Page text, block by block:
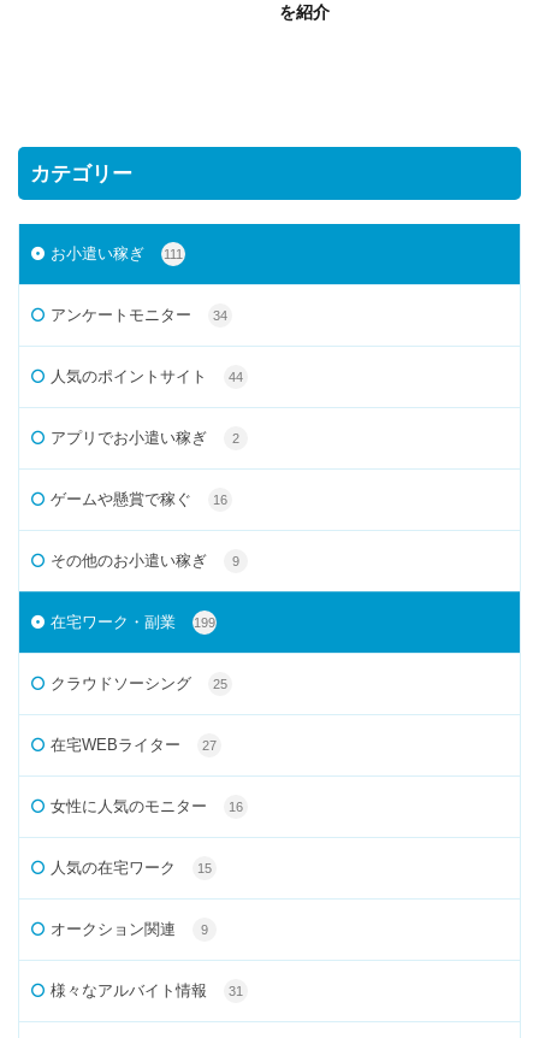
を紹介
カテゴリー
お小遣い稼ぎ 111
アンケートモニター 34
人気のポイントサイト 44
アプリでお小遣い稼ぎ 2
ゲームや懸賞で稼ぐ 16
その他のお小遣い稼ぎ 9
在宅ワーク・副業 199
クラウドソーシング 25
在宅WEBライター 27
女性に人気のモニター 16
人気の在宅ワーク 15
オークション関連 9
様々なアルバイト情報 31